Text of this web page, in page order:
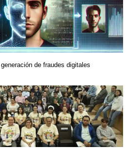
de fraudes digitales